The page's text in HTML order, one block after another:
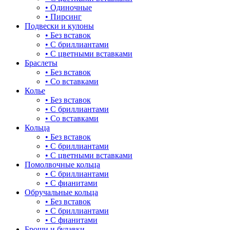
для мам
драконы и змеи
другие религии
животный мир
жучки и букашки
звезды
знаки зодиака
капля
квадрат (куб)
клевер
• Одиночные
• Пирсинг
Подвески и кулоны
• Без вставок
• С бриллиантами
• С цветными вставками
Браслеты
• Без вставок
• Со вставками
Колье
• Без вставок
• С бриллиантами
• Со вставками
Кольца
• Без вставок
• С бриллиантами
• С цветными вставками
Помолвочные кольца
• С бриллиантами
• С фианитами
Обручальные кольца
• Без вставок
• С бриллиантами
• С фианитами